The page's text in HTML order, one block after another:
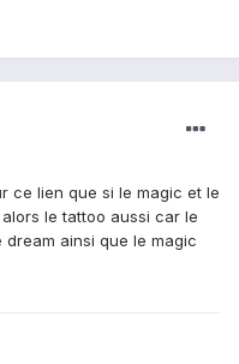
ce lien que si le magic et le
le tattoo aussi car le
ainsi que le magic